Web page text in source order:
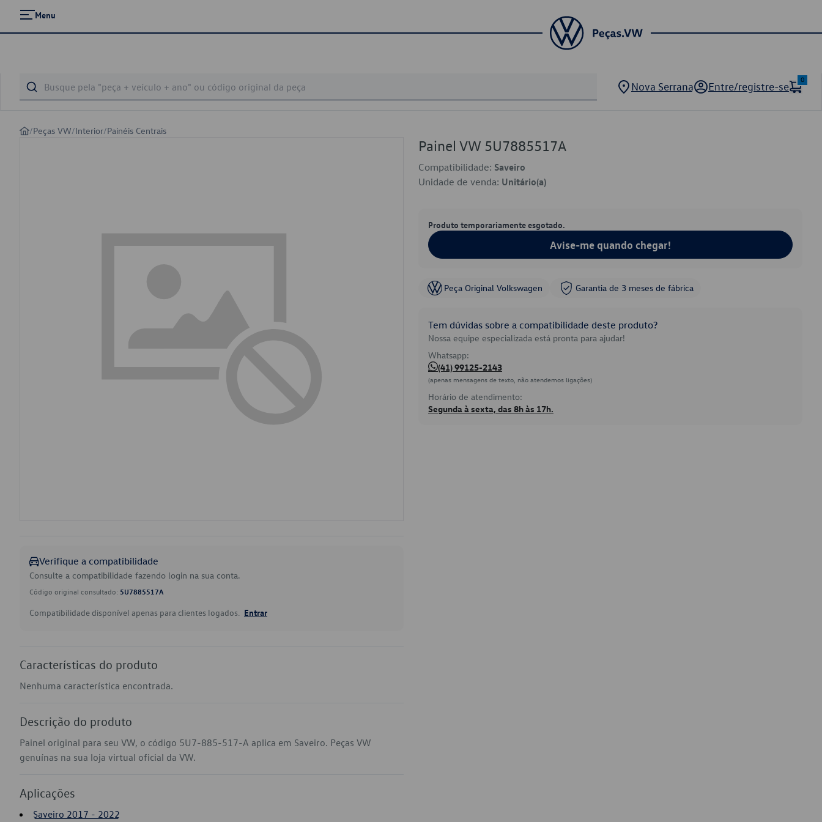
Menu
Nova Serrana Entre/registre-se
0
/Peças VW/Interior/Painéis Centrais
Verifique a compatibilidade
Consulte a compatibilidade fazendo login na sua conta.
Código original consultado: 5U7885517A
Compatibilidade disponível apenas para clientes logados. Entrar
Características do produto
Nenhuma característica encontrada.
Descrição do produto
Painel original para seu VW, o código 5U7-885-517-A aplica em Saveiro. Peças VW
genuínas na sua loja virtual oficial da VW.
Aplicações
Saveiro 2017 - 2022
Painel VW 5U7885517A
Compatibilidade: Saveiro
Unidade de venda: Unitário(a)
Produto temporariamente esgotado.
Avise-me quando chegar!
Peça Original Volkswagen Garantia de 3 meses de fábrica
Tem dúvidas sobre a compatibilidade deste produto?
Nossa equipe especializada está pronta para ajudar!
Whatsapp:
(41) 99125-2143
(apenas mensagens de texto, não atendemos ligações)
Horário de atendimento:
Segunda à sexta, das 8h às 17h.